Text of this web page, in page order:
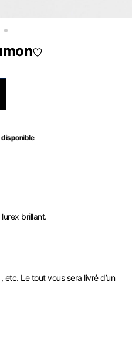
entre le
brillant.
etc. Le tout vous sera livré d’un